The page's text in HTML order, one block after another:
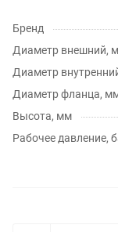
Бренд
Диаметр внешний,
Диаметр
Диаметр фланца,
Высота, мм
Рабочее давление,